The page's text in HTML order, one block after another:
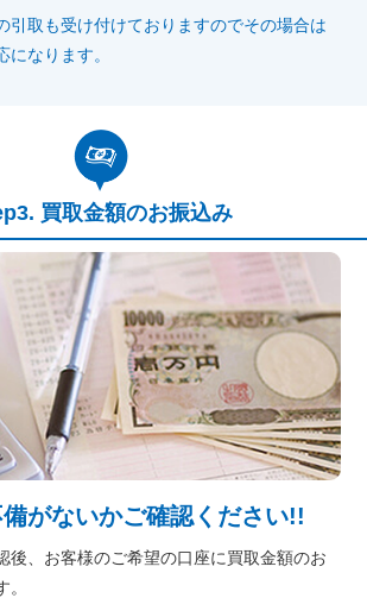
引取も受け付けておりますのでその場合は
になります。
買取金額のお振込み
がないかご確認ください!!
後、お客様のご希望の口座に買取金額のお